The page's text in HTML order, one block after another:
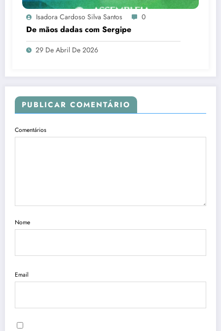
Isadora Cardoso Silva Santos 0
De mãos dadas com Sergipe
29 De Abril De 2026
PUBLICAR COMENTÁRIO
Comentários
Nome
Email